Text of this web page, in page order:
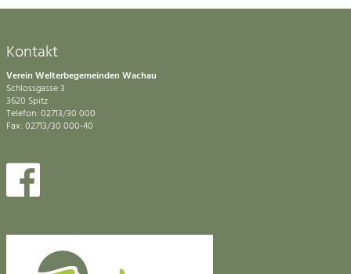
Kontakt
Verein Welterbegemeinden Wachau
Schlossgasse 3
3620 Spitz
Telefon: 02713/30 000
Fax: 02713/30 000-40